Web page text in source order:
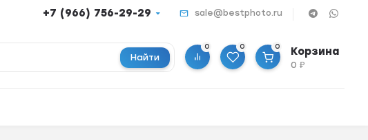
+7 (966) 756-29-29 sale@bestphoto.ru
Найти
0 0 0 Корзина
0₽